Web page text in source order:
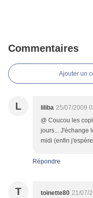
Commentaires
Ajouter un
L liliba 25/07/2009
@ Coucou les
jours... J'échange
midi (enfin
Répondre
T toinette80 21/07/